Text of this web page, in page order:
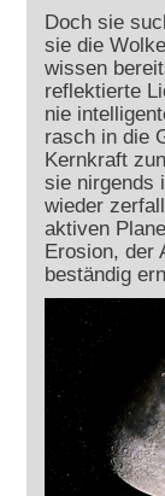
Doch sie
sie die
wissen
reflektierte
nie
rasch in die
Kernkraft
sie nirgends
wieder
aktiven
Erosion, der
beständig